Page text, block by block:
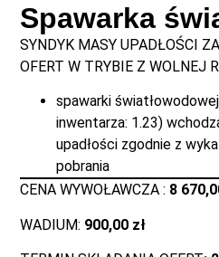
Spawarka
SYNDYK MASY UPADŁOŚCI
OFERT W TRYBIE Z WOLNEJ
spawarki
inwentarza: 1.23)
upadłości zgodnie z
pobrania
CENA WYWOŁAWCZA : 8
WADIUM: 900,00 zł